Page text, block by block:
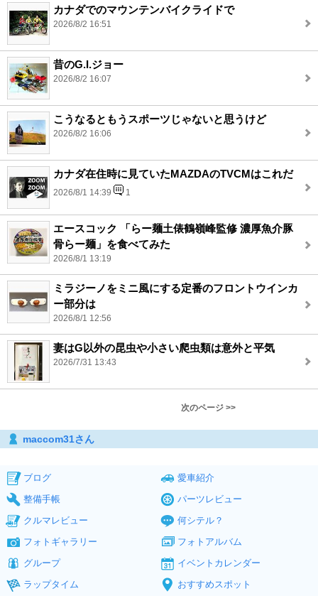
カナダでのマウンテンバイクライドで
2026/8/2 16:51
昔のG.I.ジョー
2026/8/2 16:07
こうなるともうスポーツじゃないと思うけど
2026/8/2 16:06
カナダ在住時に見ていたMAZDAのTVCMはこれだ
2026/8/1 14:39 1
エースコック 「らー麺土俵鶴嶺峰監修 濃厚魚介豚
骨らー麺」を食べてみた
2026/8/1 13:19
ミラジーノをミニ風にする定番のフロントウインカ
ー部分は
2026/8/1 12:56
妻はG以外の昆虫や小さい爬虫類は意外と平気
2026/7/31 13:43
次のページ >>
maccom31さん
ブログ
愛車紹介
整備手帳
パーツレビュー
クルマレビュー
何シテル？
フォトギャラリー
フォトアルバム
グループ
イベントカレンダー
ラップタイム
おすすめスポット